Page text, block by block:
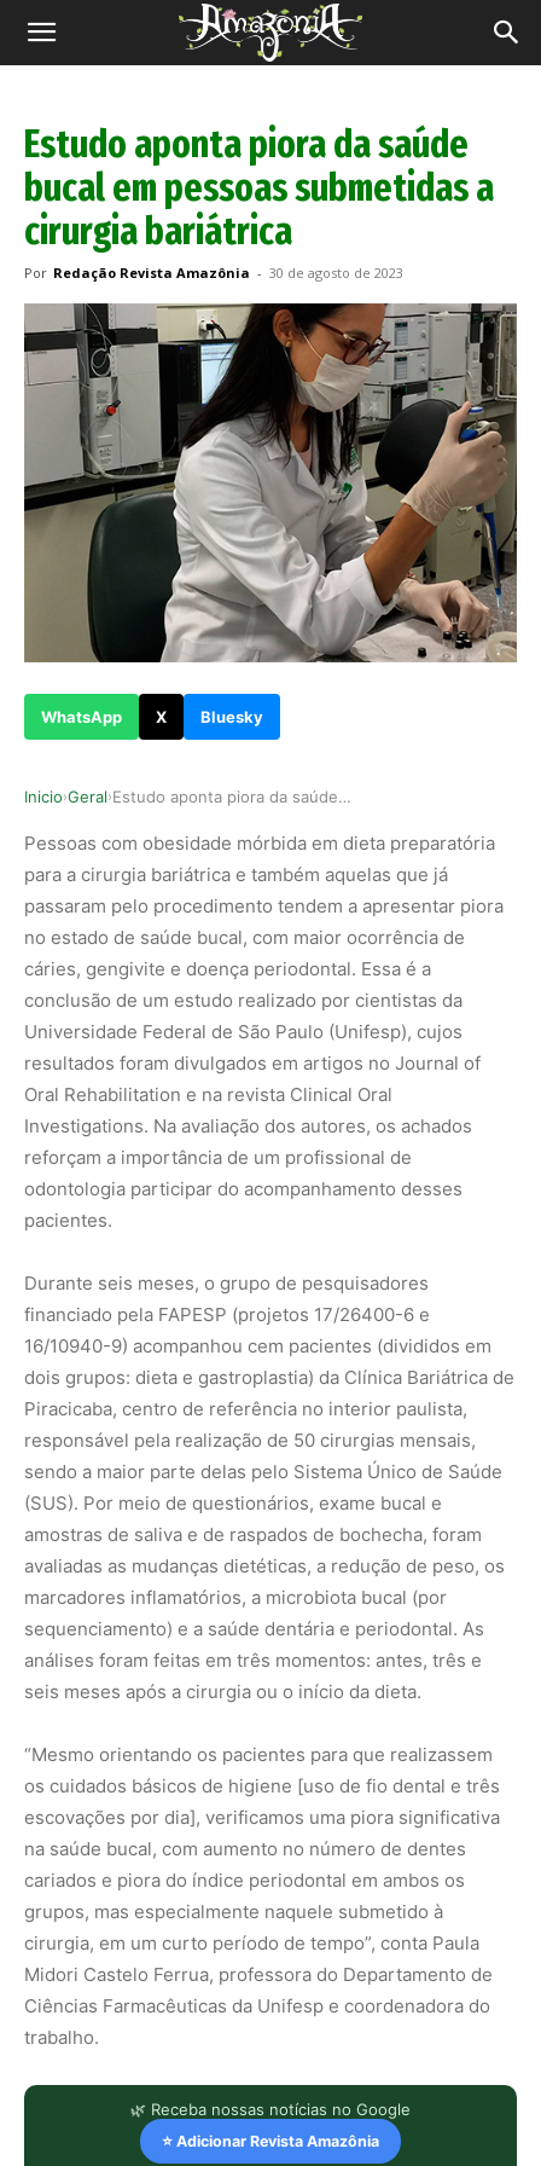
Revista
Estudo aponta piora da saúde
bucal em pessoas submetidas a
cirurgia bariátrica
Por Redação Revista Amazônia - 30 de agosto de 2023
WhatsApp X Bluesky
Inicio›Geral› Estudo aponta piora da saúde bucal em pessoas s…
Pessoas com obesidade mórbida em dieta preparatória
para a cirurgia bariátrica e também aquelas que já
passaram pelo procedimento tendem a apresentar piora
no estado de saúde bucal, com maior ocorrência de
cáries, gengivite e doença periodontal. Essa é a
conclusão de um estudo realizado por cientistas da
Universidade Federal de São Paulo (Unifesp), cujos
resultados foram divulgados em artigos no Journal of
Oral Rehabilitation e na revista Clinical Oral
Investigations. Na avaliação dos autores, os achados
reforçam a importância de um profissional de
odontologia participar do acompanhamento desses
pacientes.
Durante seis meses, o grupo de pesquisadores
financiado pela FAPESP (projetos 17/26400-6 e
16/10940-9) acompanhou cem pacientes (divididos em
dois grupos: dieta e gastroplastia) da Clínica Bariátrica de
Piracicaba, centro de referência no interior paulista,
responsável pela realização de 50 cirurgias mensais,
sendo a maior parte delas pelo Sistema Único de Saúde
(SUS). Por meio de questionários, exame bucal e
amostras de saliva e de raspados de bochecha, foram
avaliadas as mudanças dietéticas, a redução de peso, os
marcadores inflamatórios, a microbiota bucal (por
sequenciamento) e a saúde dentária e periodontal. As
análises foram feitas em três momentos: antes, três e
seis meses após a cirurgia ou o início da dieta.
“Mesmo orientando os pacientes para que realizassem
os cuidados básicos de higiene [uso de fio dental e três
escovações por dia], verificamos uma piora significativa
na saúde bucal, com aumento no número de dentes
cariados e piora do índice periodontal em ambos os
grupos, mas especialmente naquele submetido à
cirurgia, em um curto período de tempo”, conta Paula
Midori Castelo Ferrua, professora do Departamento de
Ciências Farmacêuticas da Unifesp e coordenadora do
trabalho.
🌿 Receba nossas notícias no Google
⭐ Adicionar Revista Amazônia